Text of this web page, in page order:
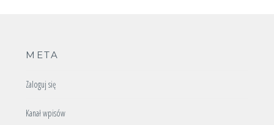
META
Zaloguj się
Kanał wpisów